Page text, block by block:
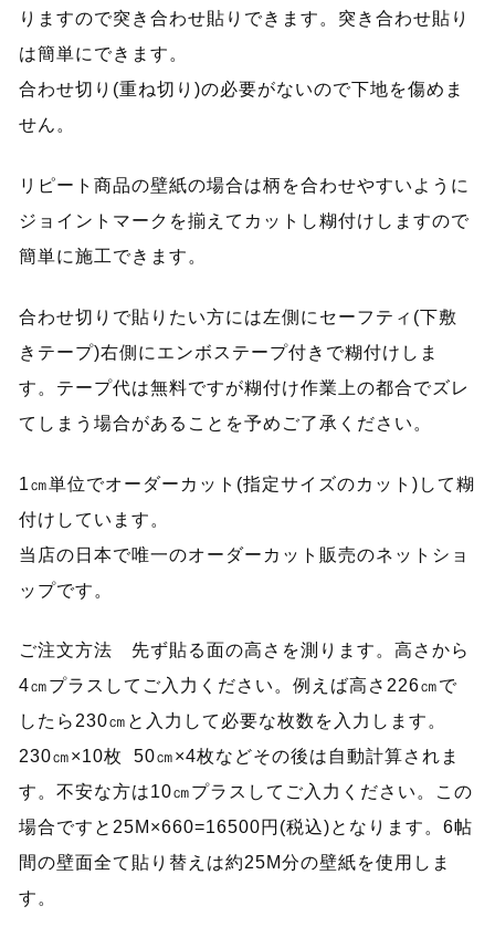
りますので突き合わせ貼りできます。突き合わせ貼り
は簡単にできます。
合わせ切り(重ね切り)の必要がないので下地を傷めま
せん。
リピート商品の壁紙の場合は柄を合わせやすいように
ジョイントマークを揃えてカットし糊付けしますので
簡単に施工できます。
合わせ切りで貼りたい方には左側にセーフティ(下敷
きテープ)右側にエンボステープ付きで糊付けしま
す。テープ代は無料ですが糊付け作業上の都合でズレ
てしまう場合があることを予めご了承ください。
1㎝単位でオーダーカット(指定サイズのカット)して糊
付けしています。
当店の日本で唯一のオーダーカット販売のネットショ
ップです。
ご注文方法 先ず貼る面の高さを測ります。高さから
4㎝プラスしてご入力ください。例えば高さ226㎝で
したら230㎝と入力して必要な枚数を入力します。
230㎝×10枚 50㎝×4枚などその後は自動計算されま
す。不安な方は10㎝プラスしてご入力ください。この
場合ですと25M×660=16500円(税込)となります。6帖
間の壁面全て貼り替えは約25M分の壁紙を使用しま
す。